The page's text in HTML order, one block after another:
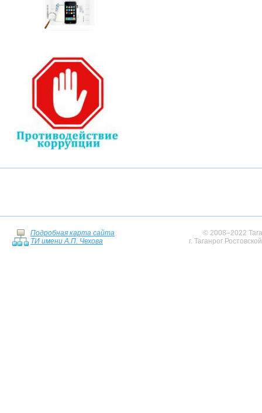
Подробная карта сайта
ТИ имени А.П. Чехова
© 2008–2022
г. Таганрог